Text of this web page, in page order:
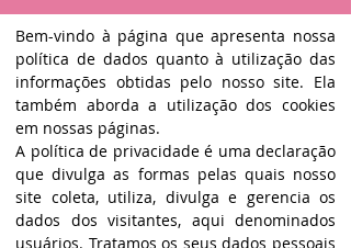
Bem-vindo à página que apresenta nossa
política de dados quanto à utilização das
informações obtidas pelo nosso site. Ela
também aborda a utilização dos cookies
em nossas páginas.
A política de privacidade é uma declaração
que divulga as formas pelas quais nosso
site coleta, utiliza, divulga e gerencia os
dados dos visitantes, aqui denominados
usuários. Tratamos os seus dados pessoais